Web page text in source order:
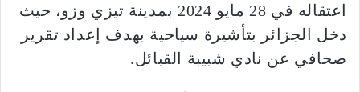
اعتقاله في 28 مايو 2024 بمدينة تيزي وزو، حيث
دخل الجزائر بتأشيرة سياحية بهدف إعداد تقرير
صحافي عن نادي شبيبة القبائل.